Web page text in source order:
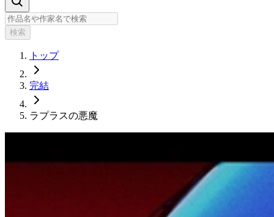
検索
トップ
完結
ラプラスの悪魔